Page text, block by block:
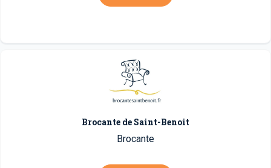
Brocante de Saint-Benoit
Brocante